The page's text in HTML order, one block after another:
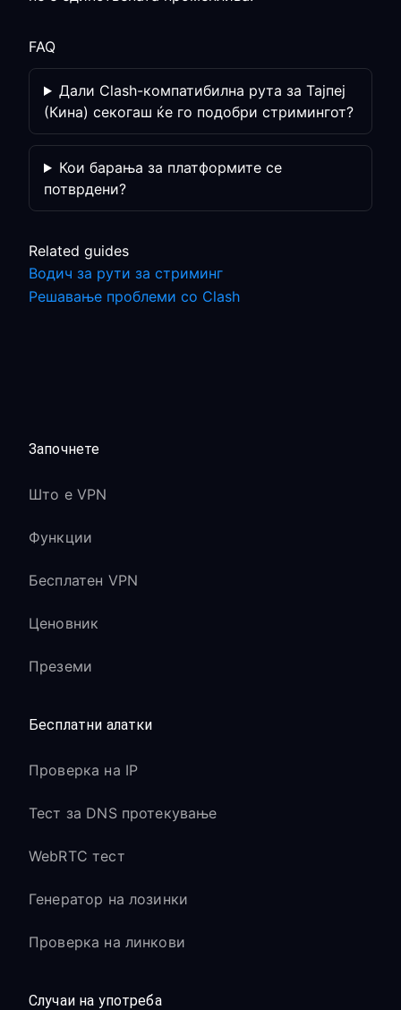
FAQ
Дали Clash-компатибилна рута за Тајпеј
(Кина) секогаш ќе го подобри стримингот?
Кои барања за платформите се
потврдени?
Related guides
Водич за рути за стриминг
Решавање проблеми со Clash
Започнете
Што е VPN
Функции
Бесплатен VPN
Ценовник
Преземи
Бесплатни алатки
Проверка на IP
Тест за DNS протекување
WebRTC тест
Генератор на лозинки
Проверка на линкови
Случаи на употреба